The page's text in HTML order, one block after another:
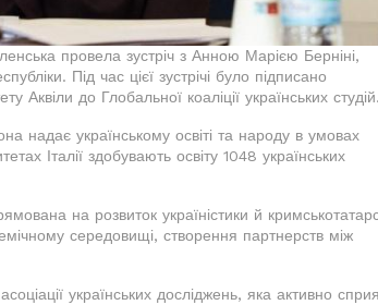
провела зустріч з Анною Марією Берніні,
Під час цієї зустрічі було підписано
до Глобальної коаліції українських студій.
надає українському освіті та народу в умовах
Італії здобувають освіту 1048 українських
на розвиток україністики й
середовищі, створення партнерств між
українських досліджень, яка активно